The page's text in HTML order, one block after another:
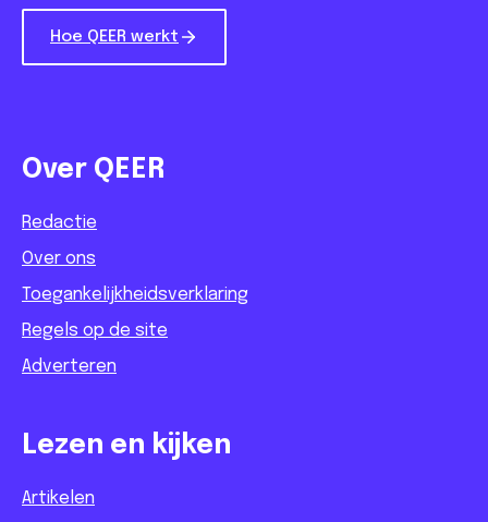
Hoe QEER werkt
Over QEER
Redactie
Over ons
Toegankelijkheidsverklaring
Regels op de site
Adverteren
Lezen en kijken
Artikelen